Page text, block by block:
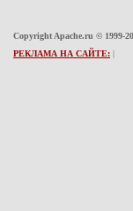
Copyright Apache.ru © 1999-
РЕКЛАМА НА САЙТЕ: |